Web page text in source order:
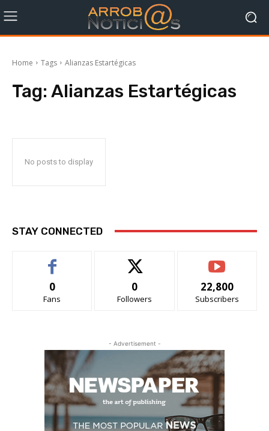
Home Tags Alianzas Estartégicas
Tag: Alianzas Estartégicas
No posts to display
STAY CONNECTED
0
Fans
0
Followers
22,800
Subscribers
- Advertisement -